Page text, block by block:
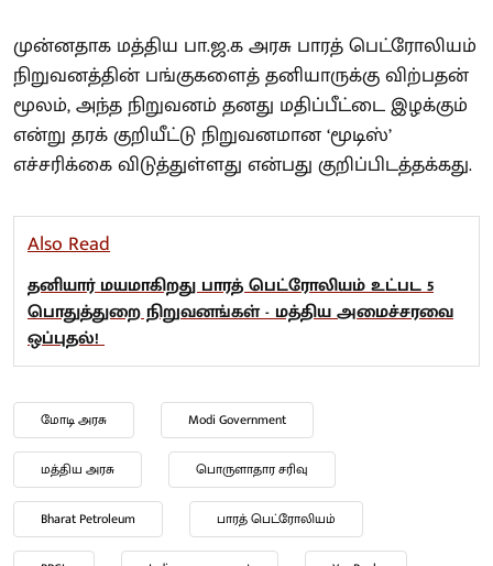
முன்னதாக மத்திய பா.ஜ.க அரசு பாரத் பெட்ரோலியம்
நிறுவனத்தின் பங்குகளைத் தனியாருக்கு விற்பதன்
மூலம், அந்த நிறுவனம் தனது மதிப்பீட்டை இழக்கும்
என்று தரக் குறியீட்டு நிறுவனமான ‘மூடிஸ்’
எச்சரிக்கை விடுத்துள்ளது என்பது குறிப்பிடத்தக்கது.
Also Read
தனியார் மயமாகிறது பாரத் பெட்ரோலியம் உட்பட 5
பொதுத்துறை நிறுவனங்கள் - மத்திய அமைச்சரவை
ஒப்புதல்!
மோடி அரசு Modi Government
மத்திய அரசு பொருளாதார சரிவு
Bharat Petroleum பாரத் பெட்ரோலியம்